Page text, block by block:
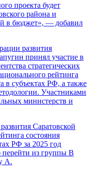
проекта будет
района и
в бюджет», — добавил
развития
принял участие в
стратегических
рейтинга
в субъектах РФ, а также
Участниками
министерств и
Саратовской
состояния
РФ за 2025 год
перейти из группы В
А.